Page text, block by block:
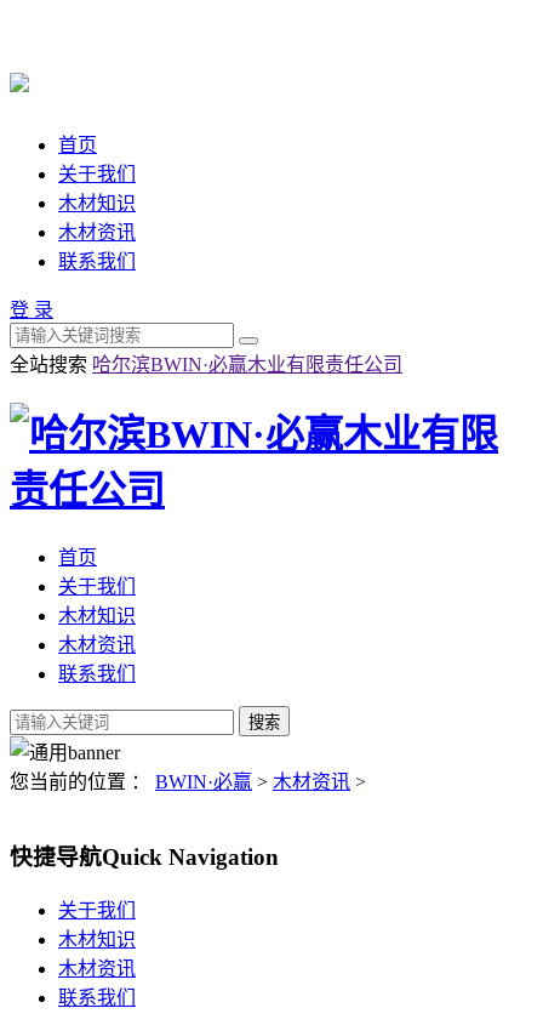
首页
关于我们
木材知识
木材资讯
联系我们
登 录
全站搜索 哈尔滨BWIN·必赢木业有限责任公司
首页
关于我们
木材知识
木材资讯
联系我们
您当前的位置 ： BWIN·必赢 > 木材资讯 >
快捷导航Quick Navigation
关于我们
木材知识
木材资讯
联系我们